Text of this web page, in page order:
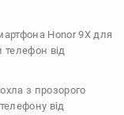
Honor 9X для
телефон від
з прозорого
від